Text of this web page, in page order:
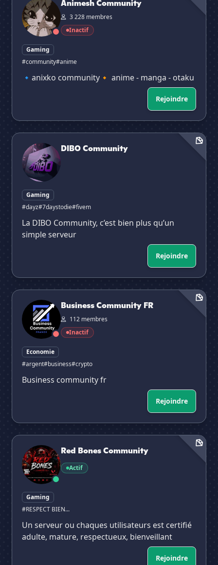
Animesh Community
3 228 membres
Inactif
Gaming
#community#anime
🔹anixko community🔸 anime - manga - otaku
Rejoindre
DIBO Community
DIBO Community
Gaming
#dayz#7daystodie#fivem
La DIBO Community, c’est bien plus qu’un
simple serveur
Rejoindre
Business Community FR
Business Community FR
112 membres
Inactif
Economie
#argent#business#crypto
Business community fr
Rejoindre
Red Bones Community
Red Bones Community
Actif
Gaming
#RESPECT BIEN...
Un serveur ou chaques utilisateurs est certifié
adulte, mature, respectueux, bienveillant
Rejoindre